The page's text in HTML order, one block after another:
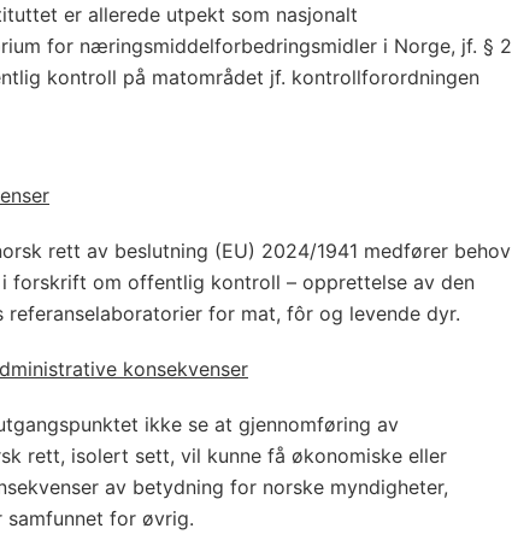
er allerede utpekt som nasjonalt
for næringsmiddelforbedringsmidler i Norge, jf. § 2
kontroll på matområdet jf. kontrollforordningen
rett av beslutning (EU) 2024/1941 medfører behov
forskrift om offentlig kontroll – opprettelse av den
referanselaboratorier for mat, fôr og levende dyr.
konsekvenser
ikke se at gjennomføring av
rett, isolert sett, vil kunne få økonomiske eller
av betydning for norske myndigheter,
samfunnet for øvrig.